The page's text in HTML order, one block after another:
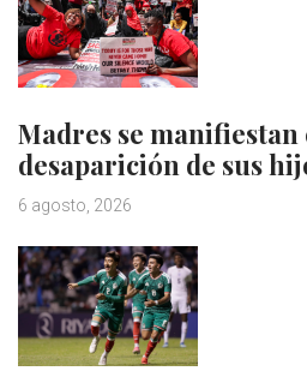
Madres se
desaparición de sus
6 agosto, 2026